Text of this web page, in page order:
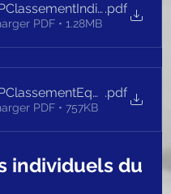
.pdf
PDF • 1.28MB
.pdf
PDF • 757KB
individuels du